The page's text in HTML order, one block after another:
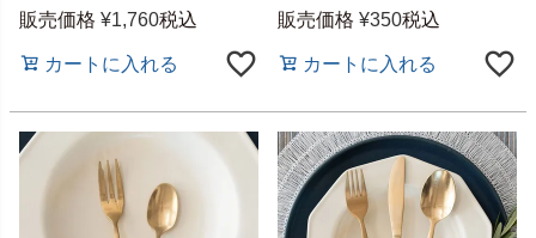
販売価格 ¥1,760税込
カートに入れる
販売価格 ¥350税込
カートに入れる